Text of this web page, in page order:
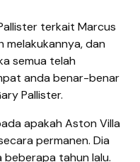
terkait Marcus
melakukannya, dan
semua telah
anda benar-benar
Pallister.
apakah Aston Villa
permanen. Dia
beberapa tahun lalu.